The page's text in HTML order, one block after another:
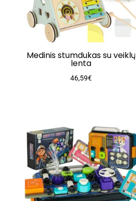
Medinis stumdukas su veiklų
lenta
46,59€